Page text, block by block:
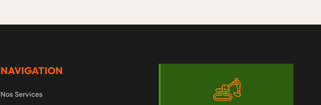
NAVIGATION
Nos Services